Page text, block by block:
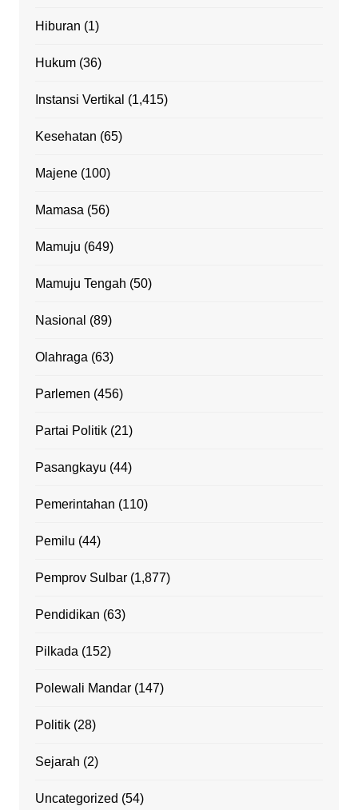
Hiburan (1)
Hukum(36)
Instansi Vertikal (1,415)
Kesehatan (65)
Majene(100)
Mamasa (56)
Mamuju (649)
Mamuju Tengah (50)
Nasional (89)
Olahraga (63)
Parlemen (456)
Partai Politik(21)
Pasangkayu (44)
Pemerintahan (110)
Pemilu (44)
Pemprov Sulbar(1,877)
Pendidikan (63)
Pilkada (152)
Polewali Mandar(147)
Politik(28)
Sejarah (2)
Uncategorized (54)